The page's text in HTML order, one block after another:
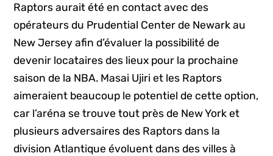
Raptors aurait été en contact avec des
opérateurs du Prudential Center de Newark au
New Jersey afin d’évaluer la possibilité de
devenir locataires des lieux pour la prochaine
saison de la NBA. Masai Ujiri et les Raptors
aimeraient beaucoup le potentiel de cette option,
car l’aréna se trouve tout près de New York et
plusieurs adversaires des Raptors dans la
division Atlantique évoluent dans des villes à